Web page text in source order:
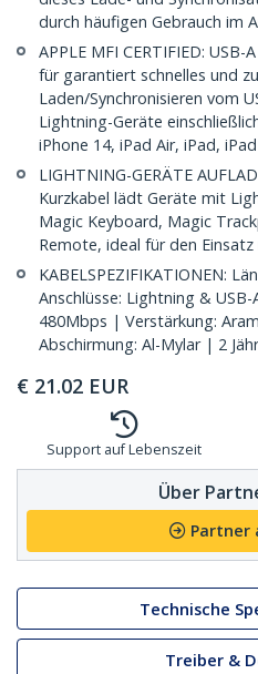
durch häufigen Gebrauch im
APPLE MFI CERTIFIED:
für garantiert schnelles und
Laden/Synchronisieren vom
Lightning-Geräte
iPhone 14, iPad Air, iPad,
LIGHTNING-GERÄTE
Kurzkabel lädt Geräte mit
Magic Keyboard, Magic
Remote, ideal für den
KABELSPEZIFIKATIONEN:
Anschlüsse: Lightning &
480Mbps | Verstärkung:
Abschirmung: Al-Mylar | 2
€ 21.02 EUR
Support auf Lebenszeit
Über
Partner
Technische
Treiber &